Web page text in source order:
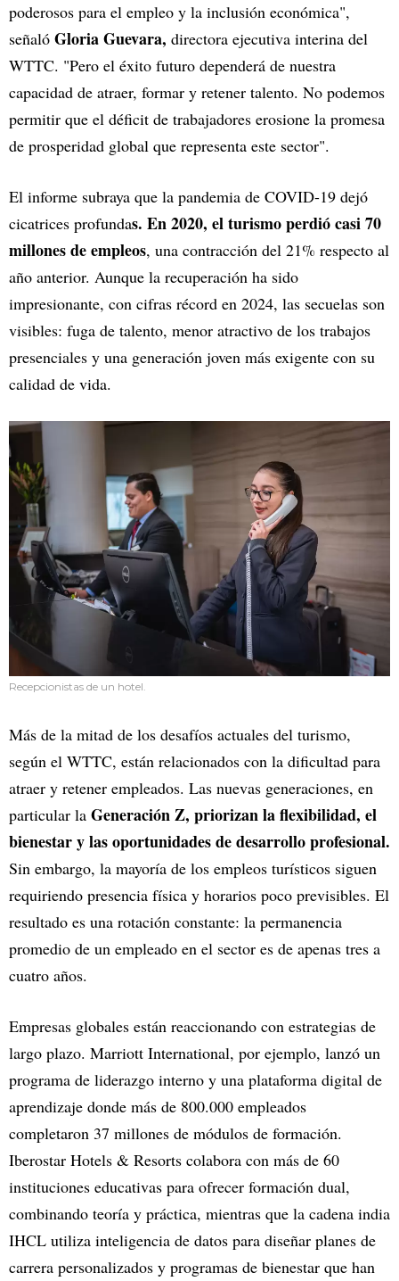
poderosos para el empleo y la inclusión económica",
señaló Gloria Guevara, directora ejecutiva interina del
WTTC. "Pero el éxito futuro dependerá de nuestra
capacidad de atraer, formar y retener talento. No podemos
permitir que el déficit de trabajadores erosione la promesa
de prosperidad global que representa este sector".
El informe subraya que la pandemia de COVID-19 dejó
cicatrices profundas. En 2020, el turismo perdió casi 70
millones de empleos, una contracción del 21% respecto al
año anterior. Aunque la recuperación ha sido
impresionante, con cifras récord en 2024, las secuelas son
visibles: fuga de talento, menor atractivo de los trabajos
presenciales y una generación joven más exigente con su
calidad de vida.
Recepcionistas de un hotel.
Más de la mitad de los desafíos actuales del turismo,
según el WTTC, están relacionados con la dificultad para
atraer y retener empleados. Las nuevas generaciones, en
particular la Generación Z, priorizan la flexibilidad, el
bienestar y las oportunidades de desarrollo profesional.
Sin embargo, la mayoría de los empleos turísticos siguen
requiriendo presencia física y horarios poco previsibles. El
resultado es una rotación constante: la permanencia
promedio de un empleado en el sector es de apenas tres a
cuatro años.
Empresas globales están reaccionando con estrategias de
largo plazo. Marriott International, por ejemplo, lanzó un
programa de liderazgo interno y una plataforma digital de
aprendizaje donde más de 800.000 empleados
completaron 37 millones de módulos de formación.
Iberostar Hotels & Resorts colabora con más de 60
instituciones educativas para ofrecer formación dual,
combinando teoría y práctica, mientras que la cadena india
IHCL utiliza inteligencia de datos para diseñar planes de
carrera personalizados y programas de bienestar que han